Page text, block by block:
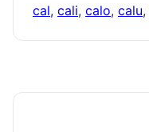
cal, cali, calo, calu,